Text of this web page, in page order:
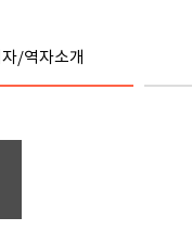
/역자소개